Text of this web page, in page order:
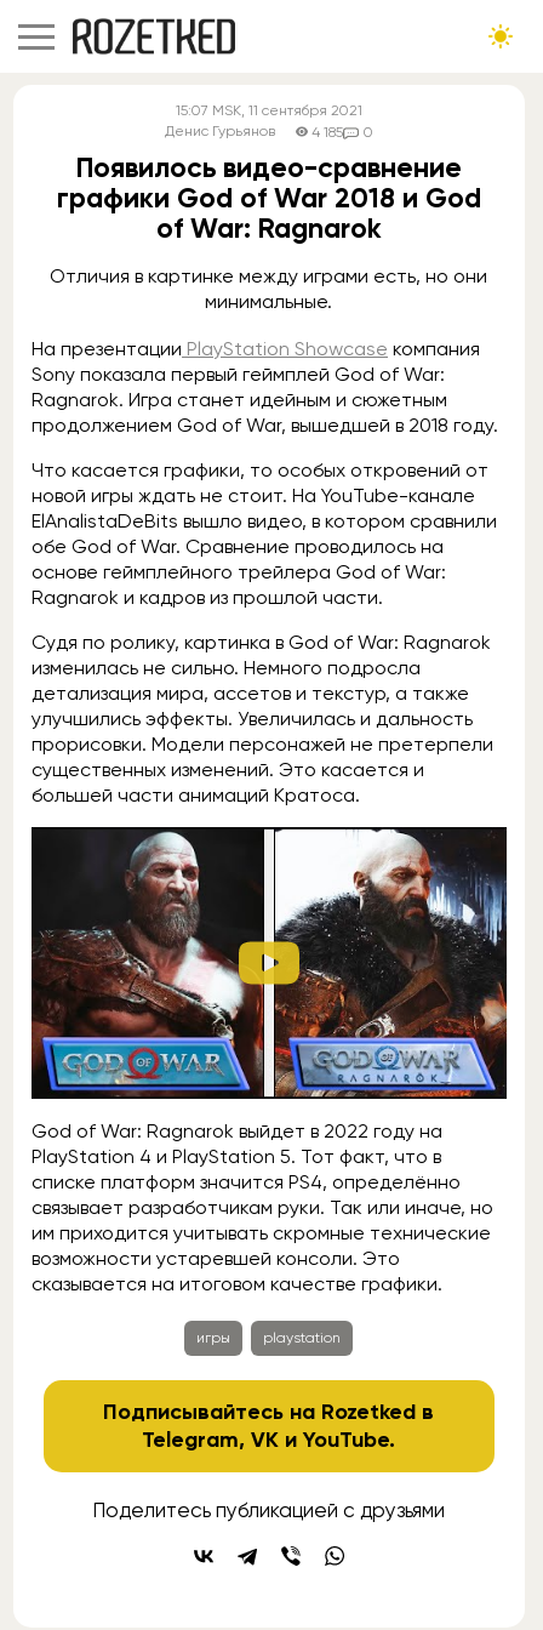
15:07 MSK, 11 сентября 2021
Денис Гурьянов
4 185 0
Появилось видео-сравнение
графики God of War 2018 и God
of War: Ragnarok
Отличия в картинке между играми есть, но они
минимальные.
На презентации PlayStation Showcase компания
Sony показала первый геймплей God of War:
Ragnarok. Игра станет идейным и сюжетным
продолжением God of War, вышедшей в 2018 году.
Что касается графики, то особых откровений от
новой игры ждать не стоит. На YouTube-канале
ElAnalistaDeBits вышло видео, в котором сравнили
обе God of War. Сравнение проводилось на
основе геймплейного трейлера God of War:
Ragnarok и кадров из прошлой части.
Судя по ролику, картинка в God of War: Ragnarok
изменилась не сильно. Немного подросла
детализация мира, ассетов и текстур, а также
улучшились эффекты. Увеличилась и дальность
прорисовки. Модели персонажей не претерпели
существенных изменений. Это касается и
большей части анимаций Кратоса.
God of War: Ragnarok выйдет в 2022 году на
PlayStation 4 и PlayStation 5. Тот факт, что в
списке платформ значится PS4, определённо
связывает разработчикам руки. Так или иначе, но
им приходится учитывать скромные технические
возможности устаревшей консоли. Это
сказывается на итоговом качестве графики.
игры playstation
Подписывайтесь на Rozetked в
Telegram,VK иYouTube.
Поделитесь публикацией с друзьями